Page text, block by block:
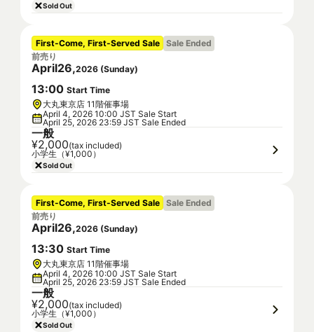
Sold Out
First-Come, First-Served Sale Sale Ended
前売り
April26,2026 (Sunday)
13:00 Start Time
大丸東京店 11階催事場
April 4, 2026 10:00 JST Sale Start
April 25, 2026 23:59 JST Sale Ended
一般
¥2,000(tax included)
小学生（¥1,000）
Sold Out
First-Come, First-Served Sale Sale Ended
前売り
April26,2026 (Sunday)
13:30 Start Time
大丸東京店 11階催事場
April 4, 2026 10:00 JST Sale Start
April 25, 2026 23:59 JST Sale Ended
一般
¥2,000(tax included)
小学生（¥1,000）
Sold Out